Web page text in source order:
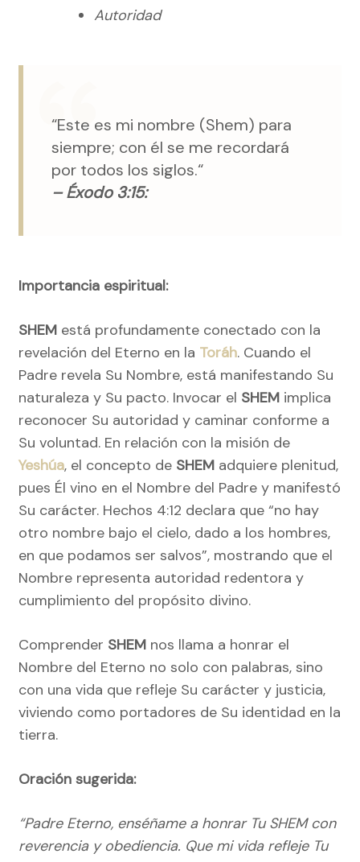
Autoridad
“Este es mi nombre (Shem) para
siempre; con él se me recordará
por todos los siglos.“
– Éxodo 3:15:
Importancia espiritual:
SHEM está profundamente conectado con la
revelación del Eterno en la Toráh. Cuando el
Padre revela Su Nombre, está manifestando Su
naturaleza y Su pacto. Invocar el SHEM implica
reconocer Su autoridad y caminar conforme a
Su voluntad. En relación con la misión de
Yeshúa, el concepto de SHEM adquiere plenitud,
pues Él vino en el Nombre del Padre y manifestó
Su carácter. Hechos 4:12 declara que “no hay
otro nombre bajo el cielo, dado a los hombres,
en que podamos ser salvos”, mostrando que el
Nombre representa autoridad redentora y
cumplimiento del propósito divino.
Comprender SHEM nos llama a honrar el
Nombre del Eterno no solo con palabras, sino
con una vida que refleje Su carácter y justicia,
viviendo como portadores de Su identidad en la
tierra.
Oración sugerida:
“Padre Eterno, enséñame a honrar Tu SHEM con
reverencia y obediencia. Que mi vida refleje Tu